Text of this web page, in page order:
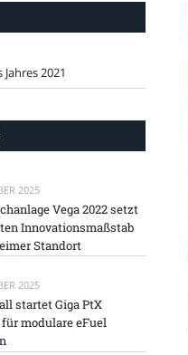
2021
2025
Vega 2022 setzt
Innovationsmaßstab
Standort
2025
startet Giga PtX
modulare eFuel